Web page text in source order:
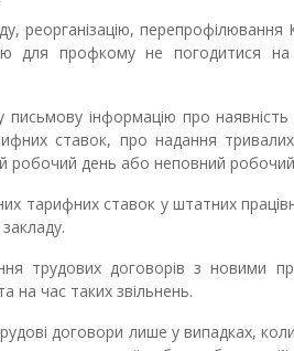
реорганізацію, перепрофілювання
для профкому не погодитися на
інформацію про наявність
ставок, про надання
робочий день або неповний
тарифних ставок у штатних
трудових договорів з новими
на час таких звільнень.
договори лише у випадках,